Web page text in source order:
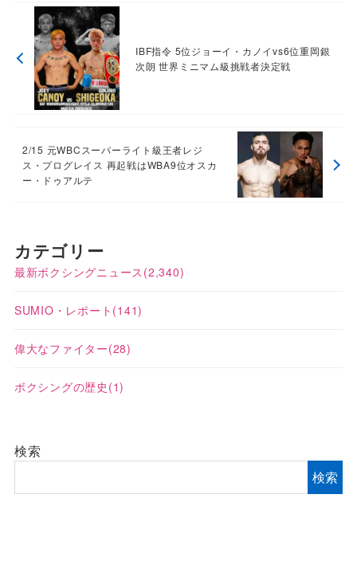
IBF指令 5位ジョーイ・カノイvs6位重岡銀
次朗 世界ミニマム級挑戦者決定戦
2/15 元WBCスーパーライト級王者レジ
ス・プログレイス 再起戦はWBA9位オスカ
ー・ドゥアルテ
カテゴリー
最新ボクシングニュース (2,340)
SUMIO・レポート (141)
偉大なファイター(28)
ボクシングの歴史 (1)
検索
検索